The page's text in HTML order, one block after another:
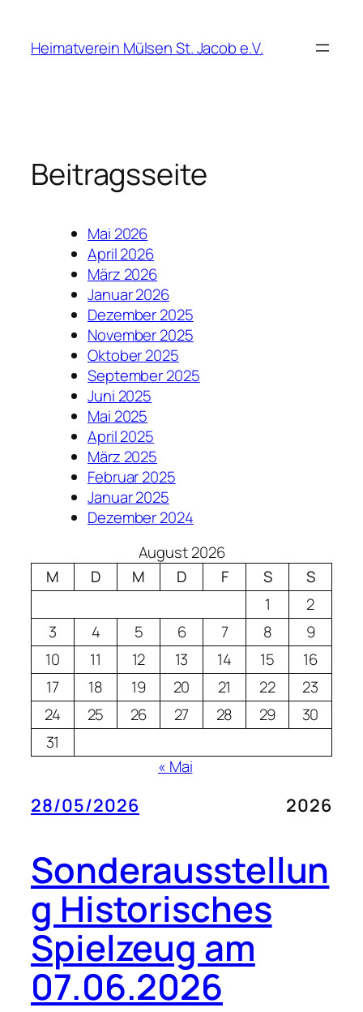
springen
Heimatverein Mülsen St. Jacob e.V.
Beitragsseite
Mai 2026
April 2026
März 2026
Januar 2026
Dezember 2025
November 2025
Oktober 2025
September 2025
Juni 2025
Mai 2025
April 2025
März 2025
Februar 2025
Januar 2025
Dezember 2024
August 2026
M
D M D F S
S
1
2
3
4 5 6 7 8
9
10
11 12 13 14 15
16
17
18 19 20 21 22
23
24
25 26 27 28 29
30
31
« Mai
28/05/2026 2026
Sonderausstellun
g Historisches
Spielzeug am
07.06.2026